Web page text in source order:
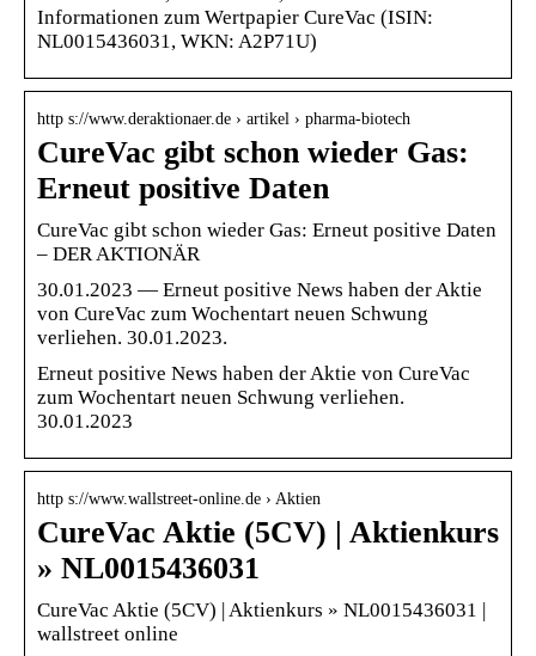
Informationen zum Wertpapier CureVac (ISIN:
NL0015436031, WKN: A2P71U)
http s://www.deraktionaer.de › artikel › pharma-biotech
CureVac gibt schon wieder Gas:
Erneut positive Daten
CureVac gibt schon wieder Gas: Erneut positive Daten
– DER AKTIONÄR
30.01.2023 — Erneut positive News haben der Aktie
von CureVac zum Wochentart neuen Schwung
verliehen. 30.01.2023.
Erneut positive News haben der Aktie von CureVac
zum Wochentart neuen Schwung verliehen.
30.01.2023
http s://www.wallstreet-online.de › Aktien
CureVac Aktie (5CV) | Aktienkurs
» NL0015436031
CureVac Aktie (5CV) | Aktienkurs » NL0015436031 |
wallstreet online